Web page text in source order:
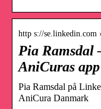
http s://se.linkedin.com
Pia Ramsdal
AniCuras
Pia Ramsdal på
AniCura Danmark